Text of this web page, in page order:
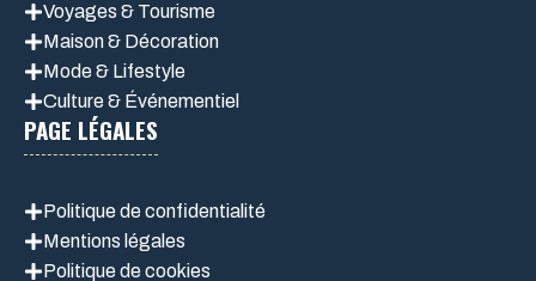
Voyages & Tourisme
Maison & Décoration
Mode & Lifestyle
Culture & Événementiel
PAGE LÉGALES
Politique de confidentialité
Mentions légales
Politique de cookies